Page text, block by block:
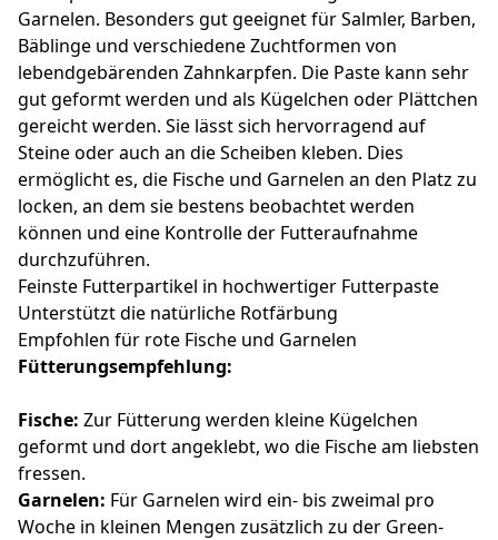
Garnelen. Besonders gut geeignet für Salmler, Barben,
Bäblinge und verschiedene Zuchtformen von
lebendgebärenden Zahnkarpfen. Die Paste kann sehr
gut geformt werden und als Kügelchen oder Plättchen
gereicht werden. Sie lässt sich hervorragend auf
Steine oder auch an die Scheiben kleben. Dies
ermöglicht es, die Fische und Garnelen an den Platz zu
locken, an dem sie bestens beobachtet werden
können und eine Kontrolle der Futteraufnahme
durchzuführen.
Feinste Futterpartikel in hochwertiger Futterpaste
Unterstützt die natürliche Rotfärbung
Empfohlen für rote Fische und Garnelen
Fütterungsempfehlung:
Fische: Zur Fütterung werden kleine Kügelchen
geformt und dort angeklebt, wo die Fische am liebsten
fressen.
Garnelen: Für Garnelen wird ein- bis zweimal pro
Woche in kleinen Mengen zusätzlich zu der Green-